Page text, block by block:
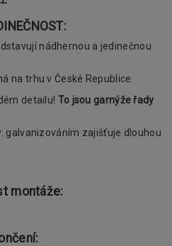
nádhernou a jedinečnou
na trhu v České Republice.
detailu! To jsou garnýže řady
galvanizováním zajišťuje dlouhou
montáže: